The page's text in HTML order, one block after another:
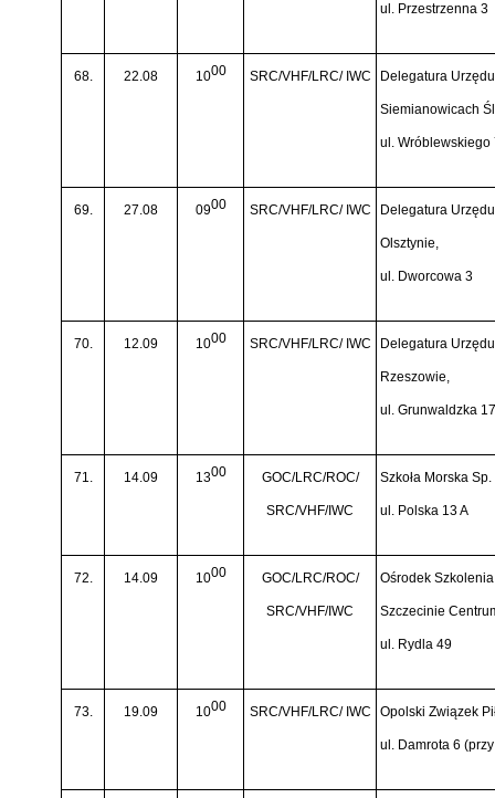
ul. Przestrzenna 3
68. 22.08 1000 SRC/VHF/LRC/ IWC Delegatura
Siemianowicach
ul. Wróblewskiego
69. 27.08 0900 SRC/VHF/LRC/ IWC Delegatura
Olsztynie,
ul. Dworcowa 3
70. 12.09 1000 SRC/VHF/LRC/ IWC Delegatura
Rzeszowie,
ul. Grunwaldzka 17
71. 14.09 1300 GOC/LRC/ROC/
SRC/VHF/IWC
Szkoła Morska
ul. Polska 13 A
72. 14.09 1000 GOC/LRC/ROC/
SRC/VHF/IWC
Ośrodek
Szczecinie
ul. Rydla 49
73. 19.09 1000 SRC/VHF/LRC/ IWC Opolski Związek
ul. Damrota 6